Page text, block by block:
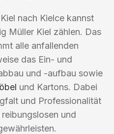
nach Kielce kannst
Müller Kiel zählen. Das
alle anfallenden
das Ein- und
und -aufbau sowie
und Kartons. Dabei
und Professionalität
und